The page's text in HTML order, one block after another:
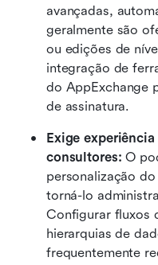
avançadas,
geralmente são
ou edições de
integração de
do AppExchange
de assinatura.
Exige
consultores: O
personalização
torná-lo
Configurar fluxos
hierarquias de
frequentemente